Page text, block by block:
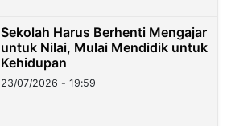
Sekolah Harus Berhenti Mengajar
untuk Nilai, Mulai Mendidik untuk
Kehidupan
23/07/2026 - 19:59